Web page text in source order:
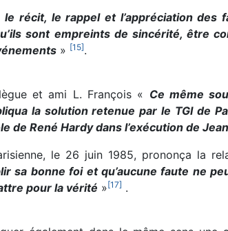
le récit, le rappel et l’appréciation des
sont empreints de sincérité, être
» [15].
et ami L. François « Ce même
la solution retenue par le TGI de
de René Hardy dans l’exécution de
le 26 juin 1985, prononça la
sa bonne foi et qu’aucune faute ne
pour la vérité »[17] .